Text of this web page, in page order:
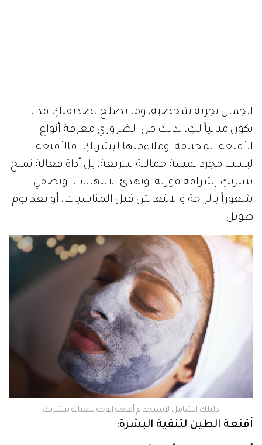
الجمال تجربة شخصية، وما يصلح لصديقتكِ قد لا
يكون مثالياً لكِ، لذلك من الضروري معرفة أنواع
الأقنعة المختلفة، وملاءمتها لبشرتكِ. فالأقنعة
ليست مجرد لمسة جمالية سريعة، بل أداة فعالة تمنح
بشرتكِ إشراقة فورية، وتهدئ الالتهابات، وتضفي
شعوراً بالراحة والانتعاش قبل المناسبات، أو بعد يوم
طويل.
دليلكِ الشامل لاستخدام أقنعة الوجه للعناية ببشرتك
أقنعة الطين لتنقية البشرة: